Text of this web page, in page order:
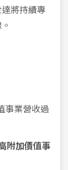
將持續專
事業營收過
附加價值事